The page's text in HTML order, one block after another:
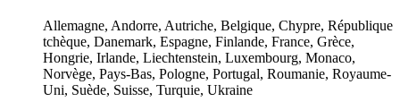
Allemagne, Andorre, Autriche, Belgique, Chypre, République
tchèque, Danemark, Espagne, Finlande, France, Grèce,
Hongrie, Irlande, Liechtenstein, Luxembourg, Monaco,
Norvège, Pays-Bas, Pologne, Portugal, Roumanie, Royaume-
Uni, Suède, Suisse, Turquie, Ukraine